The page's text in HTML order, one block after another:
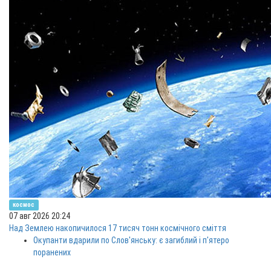
космос
07 авг 2026 20:24
Над Землею накопичилося 17 тисяч тонн космічного сміття
Окупанти вдарили по Слов'янську: є загиблий і п'ятеро
поранених